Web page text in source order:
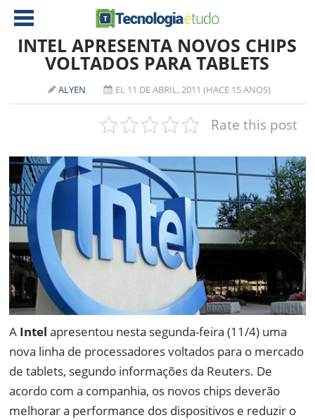
AMD
ATI
NVIDIA
SOFTWARE
NOTEBOOKS
TABLETS
IOS
NOKIA
JOGOS
DOWNLOADS
ANÁLISE
INTEL APRESENTA NOVOS CHIPS
VOLTADOS PARA TABLETS
ALYEN EL 11 DE ABRIL, 2011 (HACE 15 ANOS)
Rate this post
A Intel apresentou nesta segunda-feira (11/4) uma
nova linha de processadores voltados para o mercado
de tablets, segundo informações da Reuters. De
acordo com a companhia, os novos chips deverão
melhorar a performance dos dispositivos e reduzir o